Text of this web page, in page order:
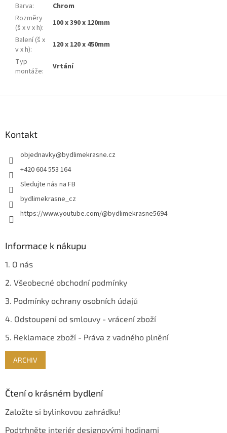
Barva:
Chrom
Rozměry
(š x v x h):
100 x 390 x 120mm
Balení (š x
v x h):
120 x 120 x 450mm
Typ
montáže: Vrtání
Kontakt
objednavky@bydlimekrasne.cz
+420 604 553 164
Sledujte nás na FB
bydlimekrasne_cz
https://www.youtube.com/@bydlimekrasne5694
Informace k nákupu
1. O nás
2. Všeobecné obchodní podmínky
3. Podmínky ochrany osobních údajů
4. Odstoupení od smlouvy - vrácení zboží
5. Reklamace zboží - Práva z vadného plnění
ARCHIV
Čtení o krásném bydlení
Založte si bylinkovou zahrádku!
Podtrhněte interiér designovými hodinami